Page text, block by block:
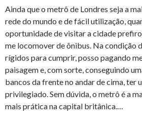
Ainda que o metrô de Londres seja a
rede do mundo e de fácil utilização,
oportunidade de visitar a cidade
me locomover de ônibus. Na condição
rígidos para cumprir, posso pagando
paisagem e, com sorte, conseguindo
bancos da frente no andar de cima, ter
privilegiado. Sem dúvida, o metrô é a
mais prática na capital britânica.…